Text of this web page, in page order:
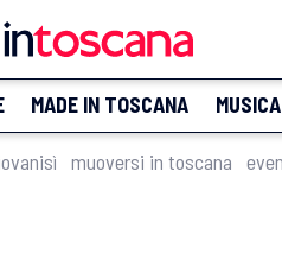
MADE IN TOSCANA MUSICA
muoversi in toscana